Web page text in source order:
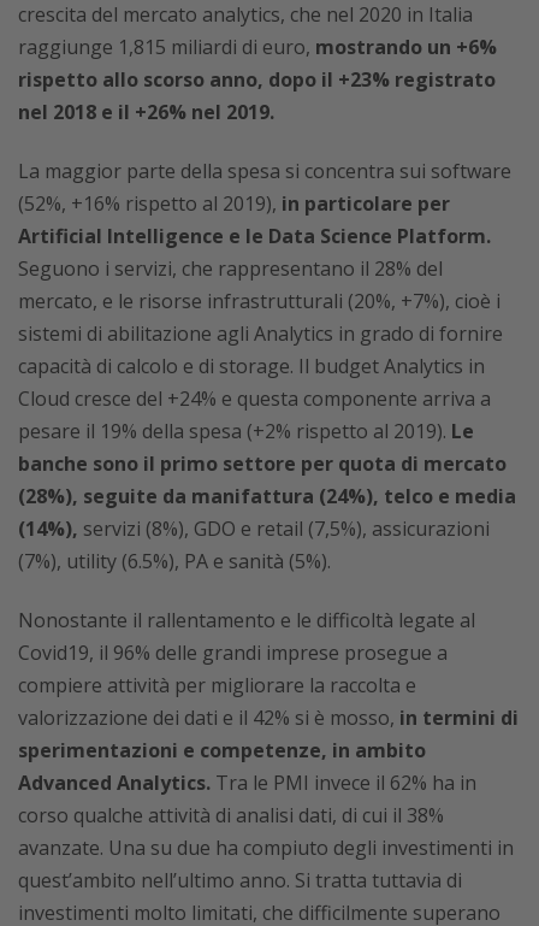
crescita del mercato analytics, che nel 2020 in Italia
raggiunge 1,815 miliardi di euro, mostrando un +6%
rispetto allo scorso anno, dopo il +23% registrato
nel 2018 e il +26% nel 2019.
La maggior parte della spesa si concentra sui software
(52%, +16% rispetto al 2019), in particolare per
Artificial Intelligence e le Data Science Platform.
Seguono i servizi, che rappresentano il 28% del
mercato, e le risorse infrastrutturali (20%, +7%), cioè i
sistemi di abilitazione agli Analytics in grado di fornire
capacità di calcolo e di storage. Il budget Analytics in
Cloud cresce del +24% e questa componente arriva a
pesare il 19% della spesa (+2% rispetto al 2019). Le
banche sono il primo settore per quota di mercato
(28%), seguite da manifattura (24%), telco e media
(14%), servizi (8%), GDO e retail (7,5%), assicurazioni
(7%), utility (6.5%), PA e sanità (5%).
Nonostante il rallentamento e le difficoltà legate al
Covid19, il 96% delle grandi imprese prosegue a
compiere attività per migliorare la raccolta e
valorizzazione dei dati e il 42% si è mosso, in termini di
sperimentazioni e competenze, in ambito
Advanced Analytics. Tra le PMI invece il 62% ha in
corso qualche attività di analisi dati, di cui il 38%
avanzate. Una su due ha compiuto degli investimenti in
quest’ambito nell’ultimo anno. Si tratta tuttavia di
investimenti molto limitati, che difficilmente superano